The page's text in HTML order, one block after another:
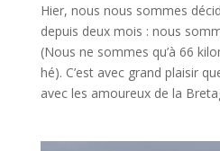
Hier, nous nous sommes
depuis deux mois : nous
(Nous ne sommes qu’à 66
hé). C’est avec grand plaisir
avec les amoureux de la